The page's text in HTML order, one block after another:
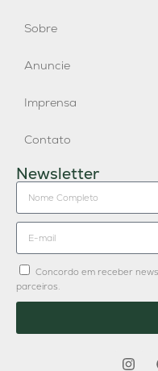
Sobre
Anuncie
Imprensa
Contato
Newsletter
Concordo em receber
parceiros.